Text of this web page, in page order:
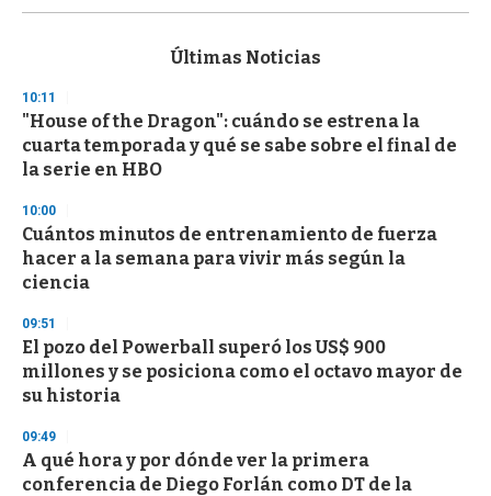
s
d
s
o
f
3
s
e
c
o
n
Últimas Noticias
10:11
"House of the Dragon": cuándo se estrena la
cuarta temporada y qué se sabe sobre el final de
la serie en HBO
10:00
Cuántos minutos de entrenamiento de fuerza
hacer a la semana para vivir más según la
ciencia
09:51
El pozo del Powerball superó los US$ 900
millones y se posiciona como el octavo mayor de
su historia
09:49
A qué hora y por dónde ver la primera
conferencia de Diego Forlán como DT de la